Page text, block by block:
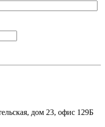
дом 23, офис 129Б